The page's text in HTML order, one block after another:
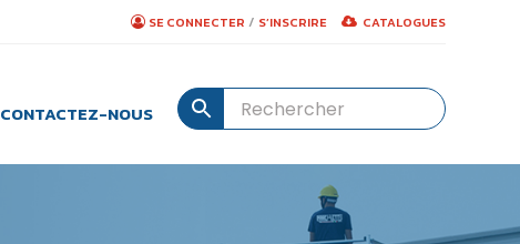
SE CONNECTER / S’INSCRIRE CATALOGUES
CONTACTEZ-NOUS